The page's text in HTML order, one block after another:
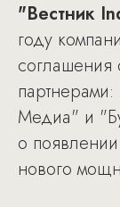
"Вестник
году
соглашения
Медиа" и
о
нового